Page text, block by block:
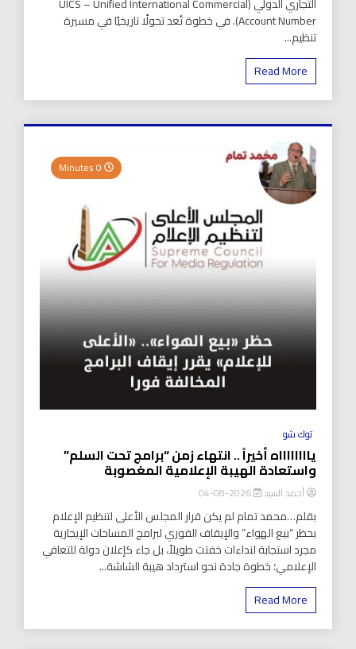
Account Number). في خطوة تُعد تحولًا تاريخيًا في مسيرة
تنظيم...
Read More
توك شو
يااااااااه أخيراً .. انتهاء زمن “برامج تحت السلم”
واستعادة الهيبة الإعلامية المغصوبة
أحمد السيد 2026-08-04
بقلم…محمد تمام لم يكن قرار المجلس الأعلى لتنظيم الإعلام
بحظر “بيع الهواء” والإيقاف الفوري لبرامج المساحات الإيجارية
مجرد استجابة لنداءات خفتت طويلاً، بل جاء كإعلان دولة للتعافي
الإعلامي؛ خطوة جادة نحو استرداد هيبة الشاشة...
Read More